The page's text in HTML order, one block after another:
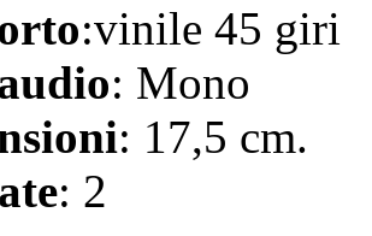
:vinile 45 giri
: Mono
: 17,5 cm.
: 2